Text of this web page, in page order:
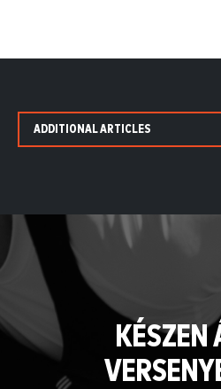
ADDITIONAL ARTICLES
KÉSZEN